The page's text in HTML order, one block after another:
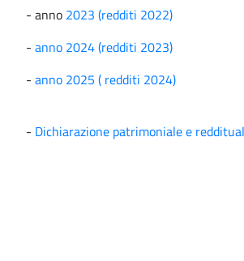
- anno 2023 (redditi 2022)
- anno 2024 (redditi 2023)
- anno 2025 ( redditi 2024)
- Dichiarazione patrimoniale e